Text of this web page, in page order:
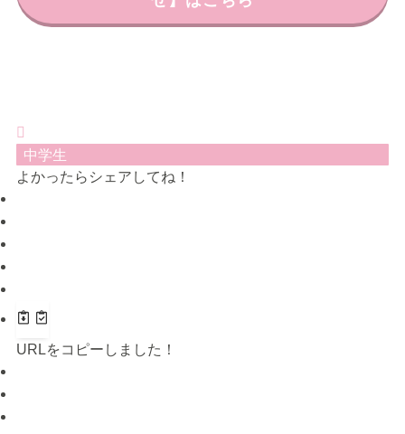
中学生
よかったらシェアしてね！
URLをコピーしました！